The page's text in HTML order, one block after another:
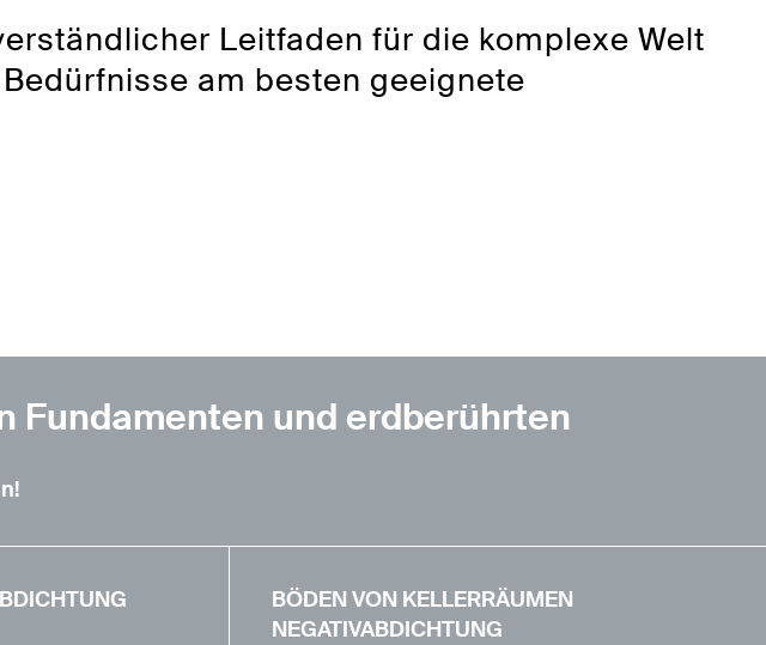
Leitfaden für die komplexe Welt
am besten geeignete
Fundamenten und erdberührten
BÖDEN VON KELLERRÄUMEN
NEGATIVABDICHTUNG